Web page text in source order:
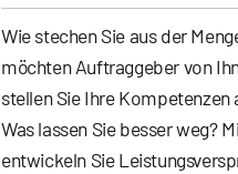
Wie stechen Sie aus der
möchten Auftraggeber von
stellen Sie Ihre Kompetenzen
Was lassen Sie besser weg?
entwickeln Sie